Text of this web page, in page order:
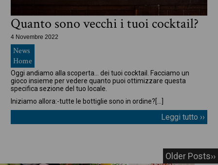
Quanto sono vecchi i tuoi cocktail?
4 Novembre 2022
News
Home
Oggi andiamo alla scoperta… dei tuoi cocktail. Facciamo un
gioco insieme per vedere quanto puoi ottimizzare questa
specifica sezione del tuo locale.
Iniziamo allora:-tutte le bottiglie sono in ordine? […]
Leggi tutto ››
Older Posts››